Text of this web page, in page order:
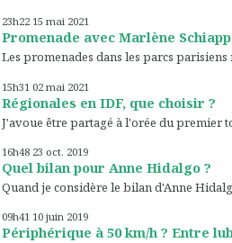
23h22 15 mai 2021
Promenade avec Marlène
Les promenades dans les parcs parisiens
15h31 02 mai 2021
Régionales en IDF, que choisir ?
J'avoue être partagé à l'orée du premier
16h48 23 oct. 2019
Quel bilan pour Anne Hidalgo ?
Quand je considère le bilan d'Anne
09h41 10 juin 2019
Périphérique à 50 km/h ? Entre